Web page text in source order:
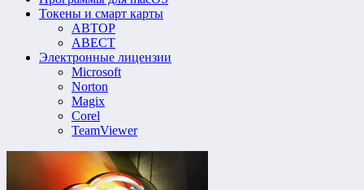
Токены и смарт карты
АВТОР
АВЕСТ
Электронные лицензии
Microsoft
Norton
Magix
Corel
TeamViewer